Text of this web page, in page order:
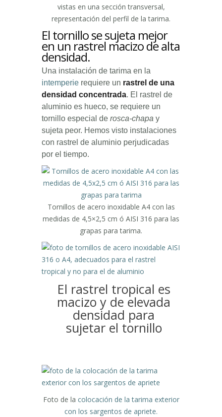
vistas en una sección transversal,
representación del perfil de la tarima.
El tornillo se sujeta mejor
en un rastrel macizo de alta
densidad.
Una instalación de tarima en la
intemperie requiere un rastrel de una
densidad concentrada. El rastrel de
aluminio es hueco, se requiere un
tornillo especial de rosca-chapa y
sujeta peor. Hemos visto instalaciones
con rastrel de aluminio perjudicadas
por el tiempo.
Tornillos de acero inoxidable A4 con las
medidas de 4,5×2,5 cm ó AISI 316 para las
grapas para tarima.
El rastrel tropical es
macizo y de elevada
densidad para
sujetar el tornillo
Foto de la colocación de la tarima exterior
con los sargentos de apriete.